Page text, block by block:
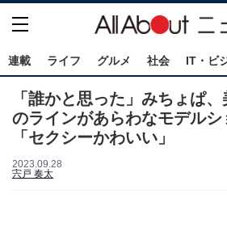
連載 ライフ グルメ 社会 IT・ビ
「誰かと思った」みちょぱ
のラインがあらわなモデルシ
「セクシーかわいい」
2023.09.28
宍戸 奏太